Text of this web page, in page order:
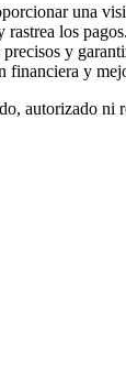
una
los
y
financiera y
autorizado